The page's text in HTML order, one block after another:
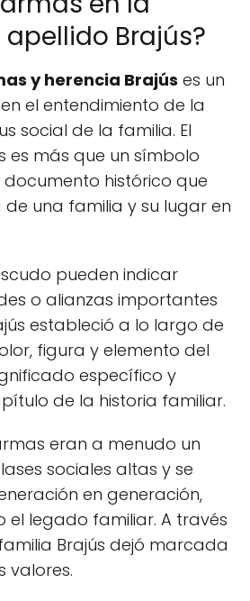
Brajús?
y herencia Brajús es un
el entendimiento de la
social de la familia. El
es más que un símbolo
histórico que
una familia y su lugar en
pueden indicar
o alianzas importantes
estableció a lo largo de
figura y elemento del
específico y
de la historia familiar.
eran a menudo un
sociales altas y se
en generación,
el legado familiar. A través
Brajús dejó marcada
valores.